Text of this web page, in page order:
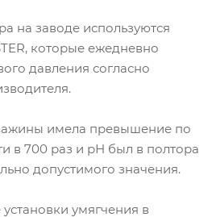
на заводе используются
которые ежедневно
давления согласно
имела превышение по
в 700 раз и рН был в полтора
допустимого значения.
умягчения в